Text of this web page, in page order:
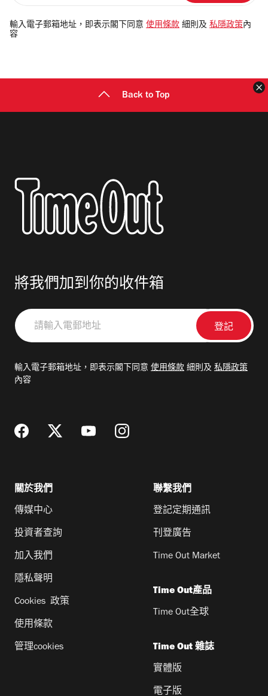
電
郵
輸入電子郵箱地址，即表示閣下同意 使用條款 細則及 私隱政策 內
容
Back to Top
將我們加到你的收件箱
請
輸
郵
輸入電子郵箱地址，即表示閣下同意 使用條款 細則及 私隱政策
內容
關於我們
傳媒中心
投資者查詢
加入我們
隱私聲明
Cookies 政策
使用條款
管理cookies
聯繫我們
登記定期通訊
刊登廣告
Time Out Market
Time Out產品
Time Out全球
Time Out 雜誌
實體版
電子版